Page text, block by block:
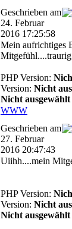
Geschrieben am
24. Februar
2016 17:25:58
Mein aufrichtiges
PHP Version:
Version: Nicht
Nicht ausgewählt
WWW
Geschrieben am
27. Februar
2016 20:47:43
Uiihh....mein
PHP Version:
Version: Nicht
Nicht ausgewählt